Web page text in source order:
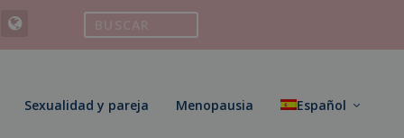
Sexualidad y pareja Menopausia Español